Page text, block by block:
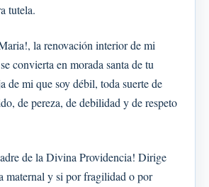
tutela.
la renovación interior de mi
convierta en morada santa de tu
de mi que soy débil, toda suerte de
de pereza, de debilidad y de respeto
de la Divina Providencia! Dirige
maternal y si por fragilidad o por